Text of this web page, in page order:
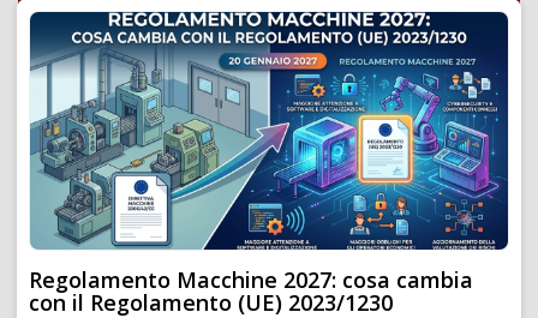
Regolamento Macchine 2027: cosa cambia
con il Regolamento (UE) 2023/1230